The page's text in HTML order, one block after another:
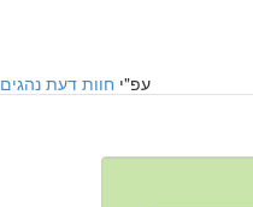
עפ"י חוות דעת נהגים